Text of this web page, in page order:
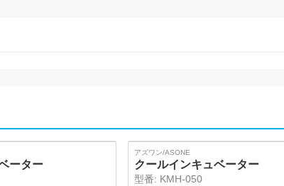
ーター SOLD
アズワン/ASONE
クールインキュベーター
型番: KMH-050